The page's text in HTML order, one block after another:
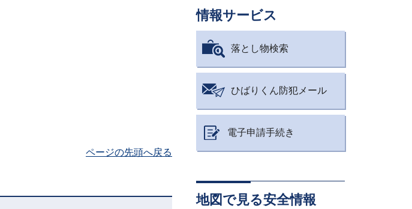
ページの先頭へ戻る
情報サービス
落とし物検索
ひばりくん防犯メール
電子申請手続き
地図で見る安全情報